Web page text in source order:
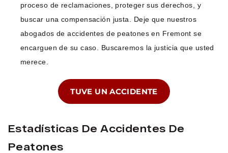
proceso de reclamaciones, proteger sus derechos, y
buscar una compensación justa. Deje que nuestros
abogados de accidentes de peatones en Fremont se
encarguen de su caso. Buscaremos la justicia que usted
merece.
TUVE UN ACCIDENTE
Estadísticas De Accidentes De
Peatones